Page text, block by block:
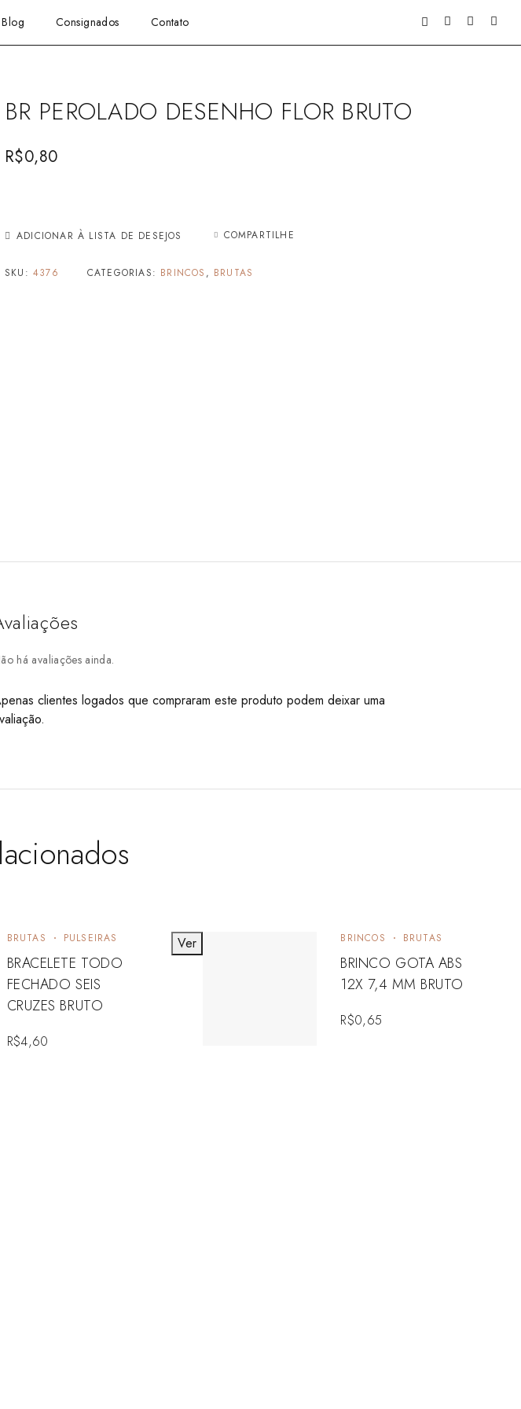
Blog Consignados Contato
BR PEROLADO DESENHO FLOR BRUTO
R$0,80
ADICIONAR À LISTA DE DESEJOS COMPARTILHE
SKU: 4376 CATEGORIAS: BRINCOS , BRUTAS
há avaliações ainda.
clientes logados que compraram este produto podem deixar uma
BRUTAS PULSEIRAS
BRACELETE TODO
FECHADO SEIS
CRUZES BRUTO
R$4,60
BRINCOS BRUTAS
BRINCO GOTA ABS
12X 7,4 MM BRUTO
R$0,65
Ver